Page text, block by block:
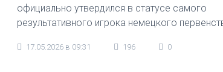
официально утвердился в статусе самого
результативного игрока немецкого
17.05.2026 в 09:31 196 0